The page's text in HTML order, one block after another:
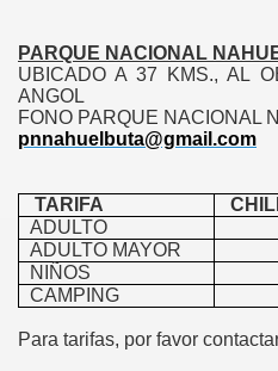
PARQUE NACIONAL
UBICADO A 37 KMS., AL
ANGOL
FONO PARQUE NACIONAL
pnnahuelbuta@gmail.com
TARIFA
ADULTO
ADULTO MAYOR
NIÑOS
CAMPING
Para tarifas, por favor